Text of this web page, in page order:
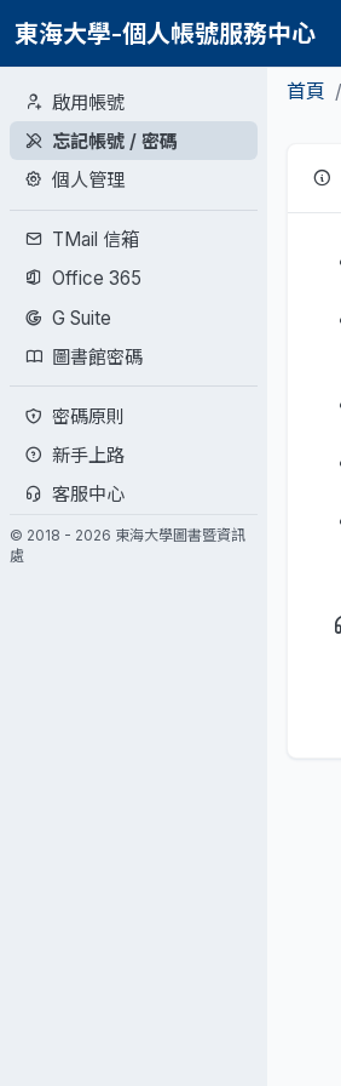
東海大學-個人帳號服務中心
啟用帳號
忘記帳號 / 密碼
個人管理
TMail 信箱
Office 365
G Suite
圖書館密碼
密碼原則
新手上路
客服中心
© 2018 - 2026 東海大學圖書暨資訊
處
首頁